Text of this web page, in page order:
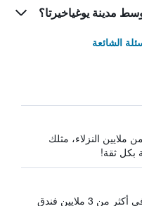
الشائعة
ملايين النزلاء، مثلك
بكل ثقة!
يبحث HotelsCombined في أكثر من 3 ملايين فندق